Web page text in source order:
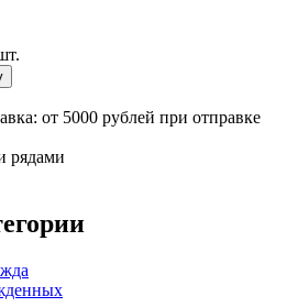
от 5000 рублей при отправке
рядами